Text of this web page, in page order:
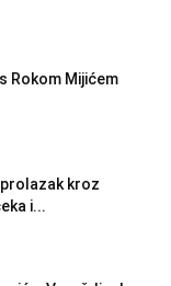
Rokom Mijićem
kroz
i...